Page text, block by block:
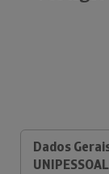
Dados